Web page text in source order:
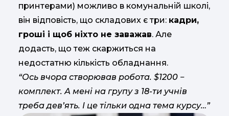
принтерами) можливо в комунальній школі,
він відповість, що складових є три: кадри,
гроші і щоб ніхто не заважав. Але
додасть, що теж скаржиться на
недостатню кількість обладнання.
“Ось вчора створював робота. $1200 ‒
комплект. А мені на групу з 18-ти учнів
треба дев’ять. І це тільки одна тема курсу…”